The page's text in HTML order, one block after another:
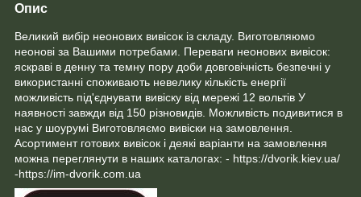
Опис
Великий вибір неонових вивісок із складу. Виготовляюмо
неонові за Вашими потребами. Переваги неонових вивісок:
яскраві в денну та темну пору доби довговічність безпечні у
використанні споживають невелику кількість енергії
можливість під'єднувати вивіску від мережі 12 вольтів У
наявності завжди від 150 різновидів. Можливість подивитися в
нас у шоурумі Виготовляємо вивіски на замовлення.
Асортимент готових вивісок і деякі варіанти на замовлення
можна переглянути в наших каталогах: - https://dvorik.kiev.ua/
-https://im-dvorik.com.ua